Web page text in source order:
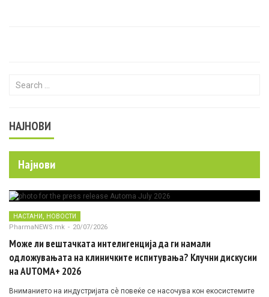
Search for:
НАЈНОВИ
Најнови
НАСТАНИ, НОВОСТИ
PharmaNEWS.mk - 20/07/2026
Може ли вештачката интелигенција да ги намали
одложувањата на клиничките испитувања? Клучни дискусии
на AUTOMA+ 2026
Вниманието на индустријата сè повеќе се насочува кон екосистемите